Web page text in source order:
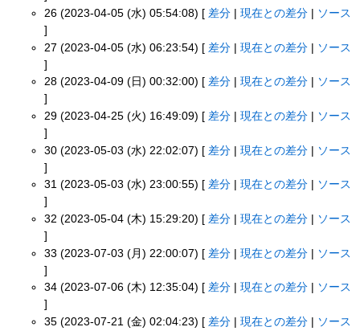
26 (2023-04-05 (水) 05:54:08) [ 差分 |現在との差分
ソース
]
27 (2023-04-05 (水) 06:23:54) [ 差分 |現在との差分 | ソース
]
28 (2023-04-09 (日) 00:32:00) [ 差分 |現在との差分
ソース
]
29 (2023-04-25 (火) 16:49:09) [ 差分 |現在との差分
ソース
]
30 (2023-05-03 (水) 22:02:07) [ 差分 |現在との差分 | ソース
]
31 (2023-05-03 (水) 23:00:55) [ 差分 |現在との差分
ソース
]
32 (2023-05-04 (木) 15:29:20) [ 差分 |現在との差分
ソース
]
33 (2023-07-03 (月) 22:00:07) [ 差分 |現在との差分 | ソース
]
34 (2023-07-06 (木) 12:35:04) [ 差分 |現在との差分
ソース
]
35 (2023-07-21 (金) 02:04:23) [ 差分 |現在との差分
ソース